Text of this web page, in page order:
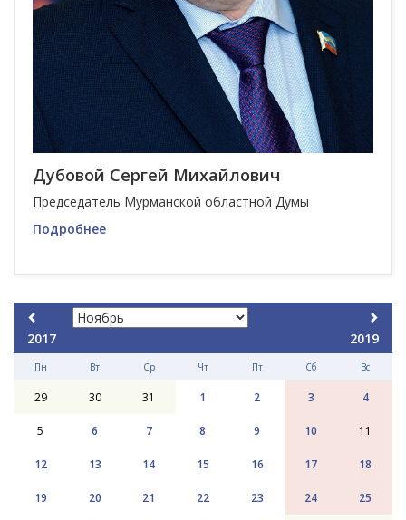
Дубовой Сергей Михайлович
Председатель Мурманской областной Думы
Подробнее
2017 2019
Пн Вт Ср Чт Пт Сб Вс
29 30 31 1 2 3 4
5 6 7 8 9 10 11
12 13 14 15 16 17 18
19 20 21 22 23 24 25